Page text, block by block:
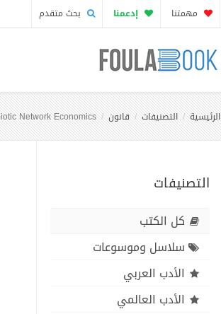
مهمتنا إدعمنا بحث متقدم
الرئيسية التصنيفات قانون Network Economics
التصنيفات
كل الكتب
سلاسل وموسوعات
الأدب العربي
الأدب العالمي